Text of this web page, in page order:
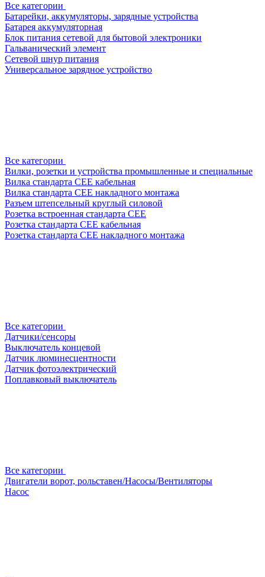
Все категории
Батарейки, аккумуляторы, зарядные устройства
Батарея аккумуляторная
Блок питания сетевой для бытовой электроники
Гальванический элемент
Сетевой шнур питания
Универсальное зарядное устройство
Все категории
Вилки, розетки и устройства промышленные и специальные
Вилка стандарта CEE кабельная
Вилка стандарта CEE накладного монтажа
Разъем штепсельный круглый силовой
Розетка встроенная стандарта CEE
Розетка стандарта СЕЕ кабельная
Розетка стандарта СЕЕ накладного монтажа
Все категории
Датчики/сенсоры
Выключатель концевой
Датчик люминесцентности
Датчик фотоэлектрический
Поплавковый выключатель
Все категории
Двигатели ворот, рольставен/Насосы/Вентиляторы
Насос